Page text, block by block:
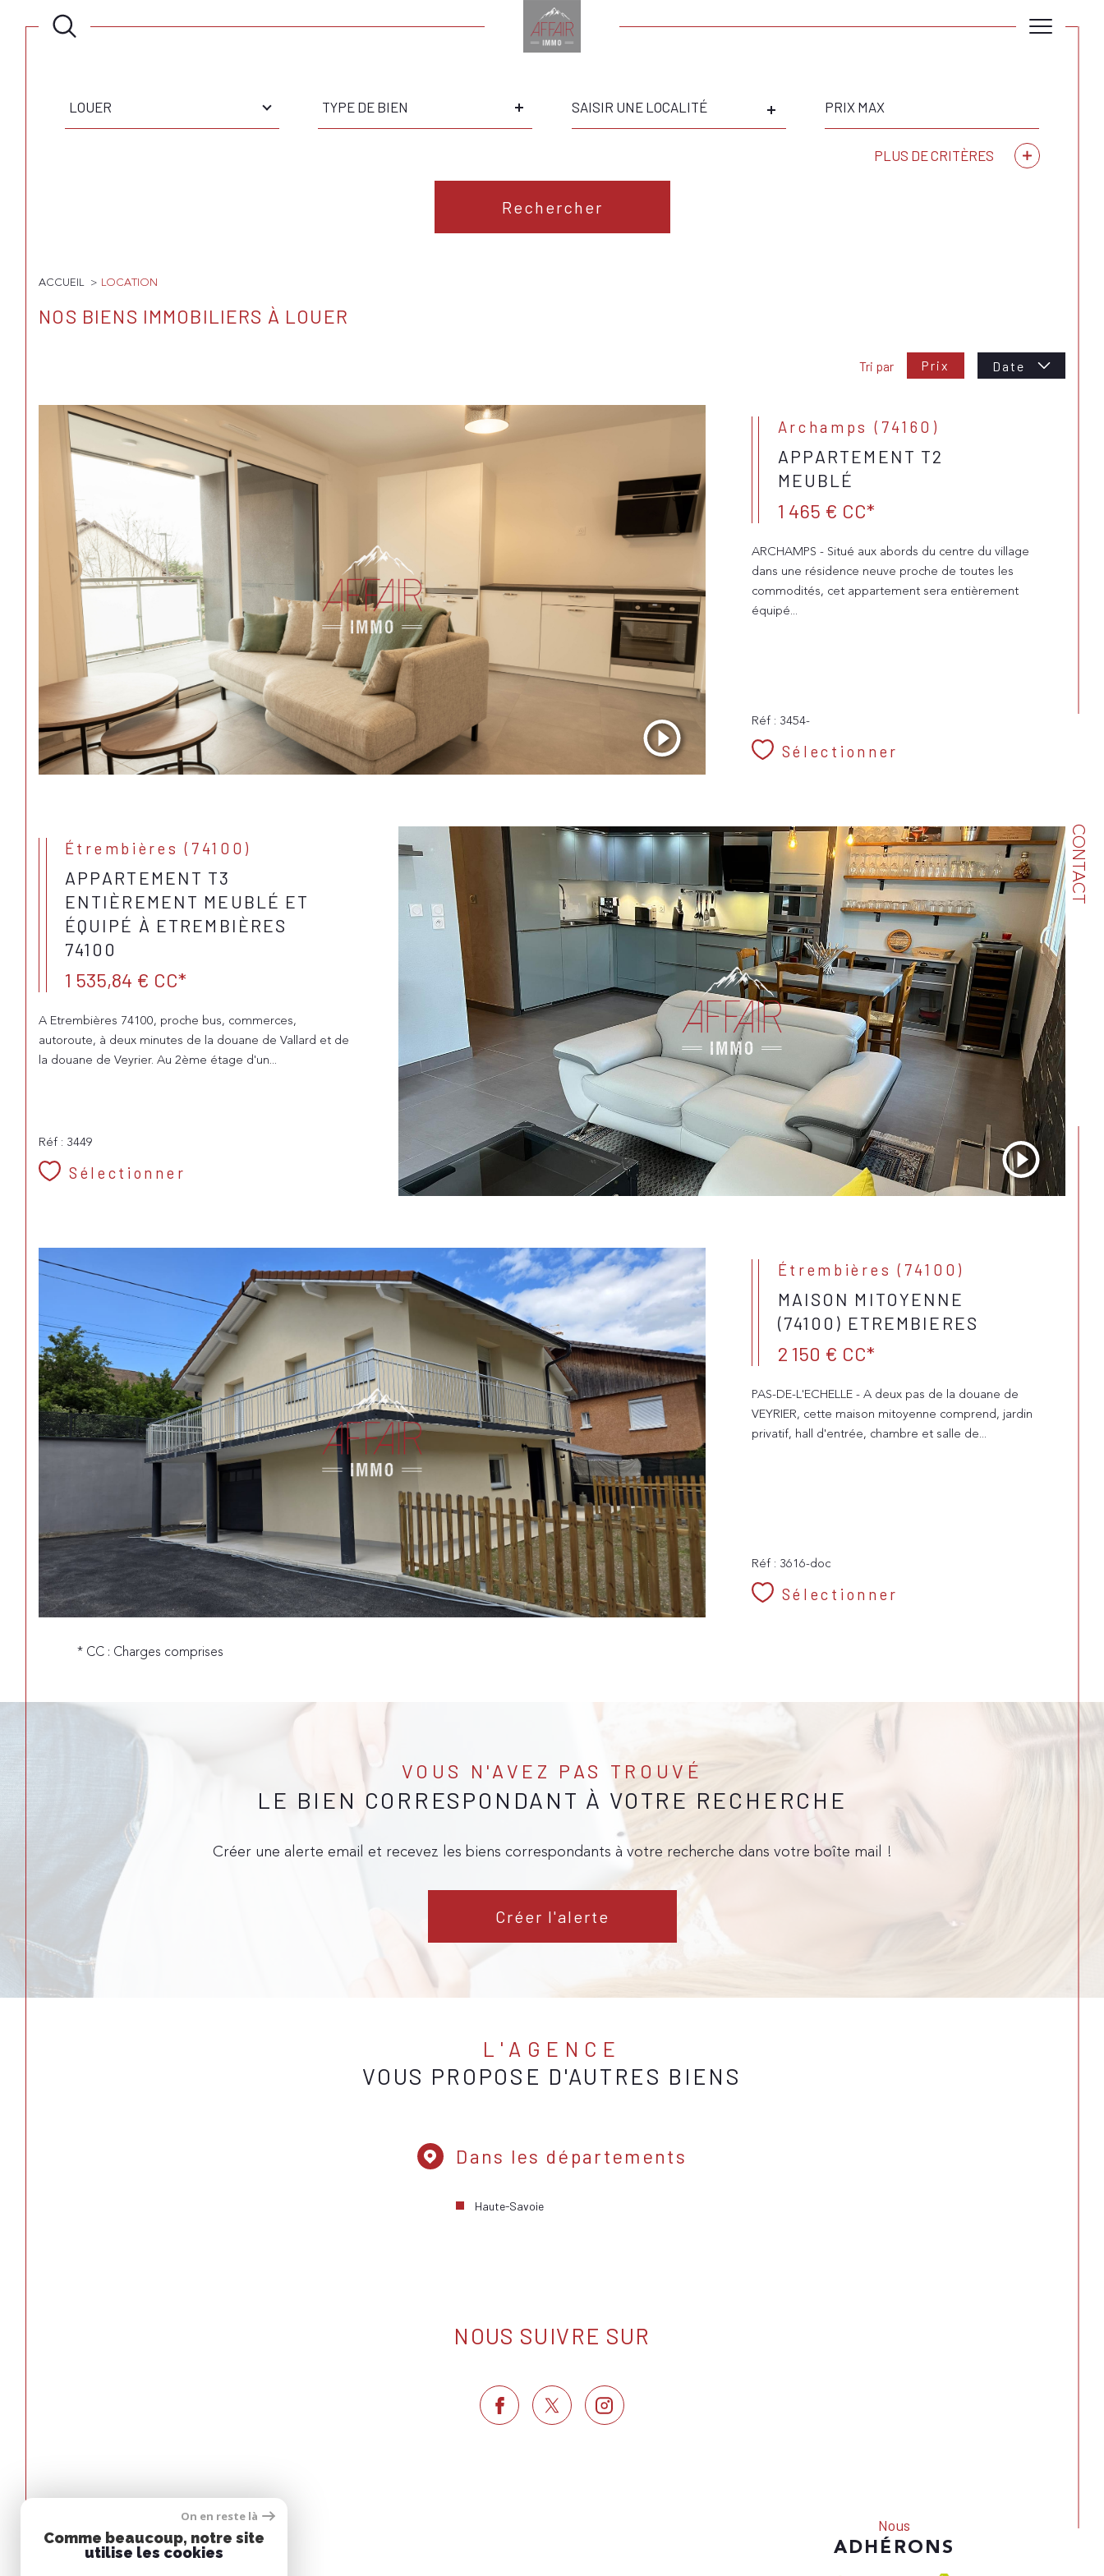
CONTACT
d'offre
LOUER
de
TYPE DE BIEN
max
PLUS DE CRITÈRES
Rechercher
ACCUEIL LOCATION
NOS BIENS IMMOBILIERS À LOUER
Tri par Prix Date
Archamps (74160)
APPARTEMENT T2
MEUBLÉ
1 465 € CC*
ARCHAMPS - Situé aux abords du centre du village
dans une résidence neuve proche de toutes les
commodités, cet appartement sera entièrement
équipé...
Réf : 3454-
Sélectionner
Étrembières (74100)
APPARTEMENT T3
ENTIÈREMENT MEUBLÉ ET
ÉQUIPÉ À ETREMBIÈRES
74100
1 535,84 € CC*
A Etrembières 74100, proche bus, commerces,
autoroute, à deux minutes de la douane de Vallard et de
la douane de Veyrier. Au 2ème étage d'un...
Réf : 3449
Sélectionner
Étrembières (74100)
MAISON MITOYENNE
(74100) ETREMBIERES
2 150 € CC*
PAS-DE-L'ECHELLE - A deux pas de la douane de
VEYRIER, cette maison mitoyenne comprend, jardin
privatif, hall d'entrée, chambre et salle de...
Réf : 3616-doc
Sélectionner
* CC : Charges comprises
VOUS N'AVEZ PAS TROUVÉ
LE BIEN CORRESPONDANT À VOTRE RECHERCHE
Créer une alerte email et recevez les biens correspondants à votre recherche dans votre boîte mail !
Créer l'alerte
L'AGENCE
VOUS PROPOSE D'AUTRES BIENS
Dans les départements
Haute-Savoie
NOUS SUIVRE SUR
Espace
PROPRIÉTAIRE
Nous
ADHÉRONS
On en reste là
Comme beaucoup, notre site
utilise les cookies